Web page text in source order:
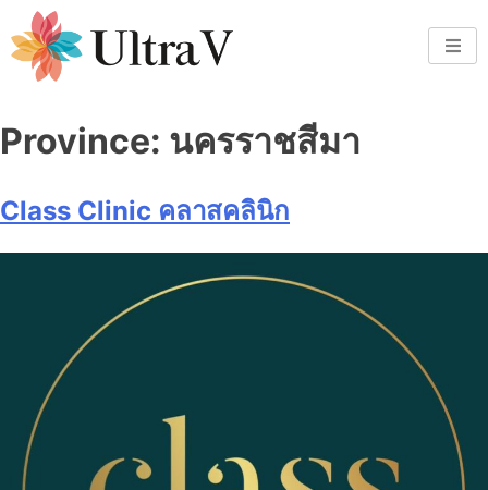
Province: นครราชสีมา
Class Clinic คลาสคลินิก